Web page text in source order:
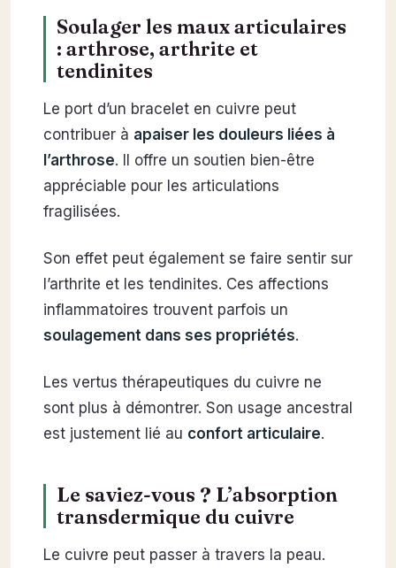
Soulager les maux articulaires
: arthrose, arthrite et
tendinites
Le port d’un bracelet en cuivre peut
contribuer à apaiser les douleurs liées à
l’arthrose. Il offre un soutien bien-être
appréciable pour les articulations
fragilisées.
Son effet peut également se faire sentir sur
l’arthrite et les tendinites. Ces affections
inflammatoires trouvent parfois un
soulagement dans ses propriétés.
Les vertus thérapeutiques du cuivre ne
sont plus à démontrer. Son usage ancestral
est justement lié au confort articulaire.
Le saviez-vous ? L’absorption
transdermique du cuivre
Le cuivre peut passer à travers la peau.